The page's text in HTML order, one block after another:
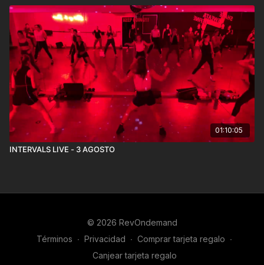
01:10:05
INTERVALS LIVE - 3 AGOSTO
© 2026 RevOndemand
Términos ∙ Privacidad ∙ Comprar tarjeta regalo ∙
Canjear tarjeta regalo